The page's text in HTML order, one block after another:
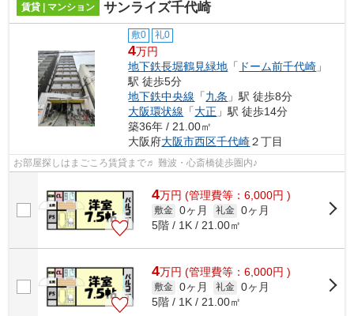
賃貸 | マンション サンライズ千代崎
敷0 礼0
4万円
地下鉄長堀鶴見緑地 「 ドーム前千代崎 」
駅 徒歩5分
地下鉄中央線 「九条 」駅 徒歩8分
大阪環状線 「大正 」駅 徒歩14分
築36年 / 21.00㎡
大阪府大阪市西区千代崎２丁目
お部屋探しはまごころ賃貸まで♬ 難波・心斎橋徒歩圏内♪
4万円 (管理費等：6,000円 )
敷金 0ヶ月 礼金 0ヶ月
5階 / 1K / 21.00㎡
4万円 (管理費等：6,000円 )
敷金 0ヶ月 礼金 0ヶ月
5階 / 1K / 21.00㎡